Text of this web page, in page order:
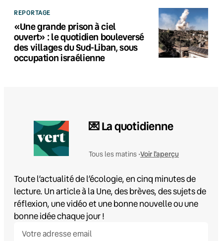
REPORTAGE
«Une grande prison à ciel
ouvert» : le quotidien bouleversé
des villages du Sud-Liban, sous
occupation israélienne
💌 La quotidienne
Tous les matins •Voir l'aperçu
Toute l’actualité de l’écologie, en cinq minutes de
lecture. Un article à la Une, des brèves, des sujets de
réflexion, une vidéo et une bonne nouvelle ou une
bonne idée chaque jour !